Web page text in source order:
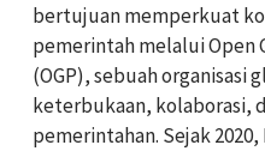
bertujuan memperkuat
pemerintah melalui Open
(OGP), sebuah organisasi
keterbukaan, kolaborasi,
pemerintahan. Sejak